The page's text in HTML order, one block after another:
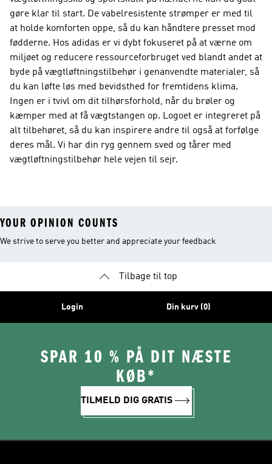
gøre klar til start. De vabelresistente strømper er med til
at holde komforten oppe, så du kan håndtere presset mod
fødderne. Hos adidas er vi dybt fokuseret på at værne om
miljøet og reducere ressourceforbruget ved blandt andet at
byde på vægtløftningstilbehør i genanvendte materialer, så
du kan løfte løs med bevidsthed for fremtidens klima.
Ingen er i tvivl om dit tilhørsforhold, når du brøler og
kæmper med at få vægtstangen op. Logoet er integreret på
alt tilbehøret, så du kan inspirere andre til også at forfølge
deres mål. Vi har din ryg gennem sved og tårer med
vægtløftningstilbehør hele vejen til sejr.
YOUR OPINION COUNTS
We strive to serve you better and appreciate your feedback
Tilbage til top
Login Din kurv (0)
SPAR 10 % PÅ DIT NÆSTE
KØB*
TILMELD DIG GRATIS